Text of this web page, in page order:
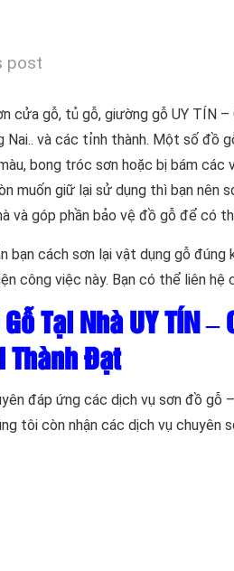
post
cửa gỗ, tủ gỗ, giường gỗ UY TÍN –
Nai.. và các tỉnh thành. Một số đồ
bong tróc sơn hoặc bị bám các
muốn giữ lại sử dụng thì bạn nên
và góp phần bảo vệ đồ gỗ để có
bạn cách sơn lại vật dụng gỗ
công việc này. Bạn có thể liên
Tại Nhà UY TÍN –
Thành Đạt
đáp ứng các dịch vụ sơn đồ gỗ
tôi còn nhận các dịch vụ chuyên